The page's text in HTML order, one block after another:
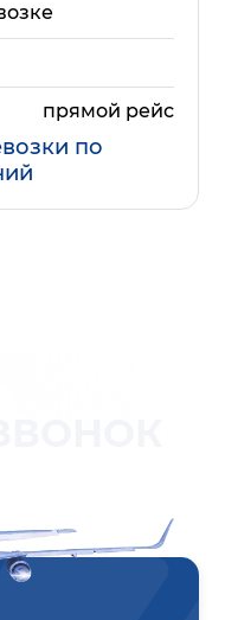
прямой рейс
по